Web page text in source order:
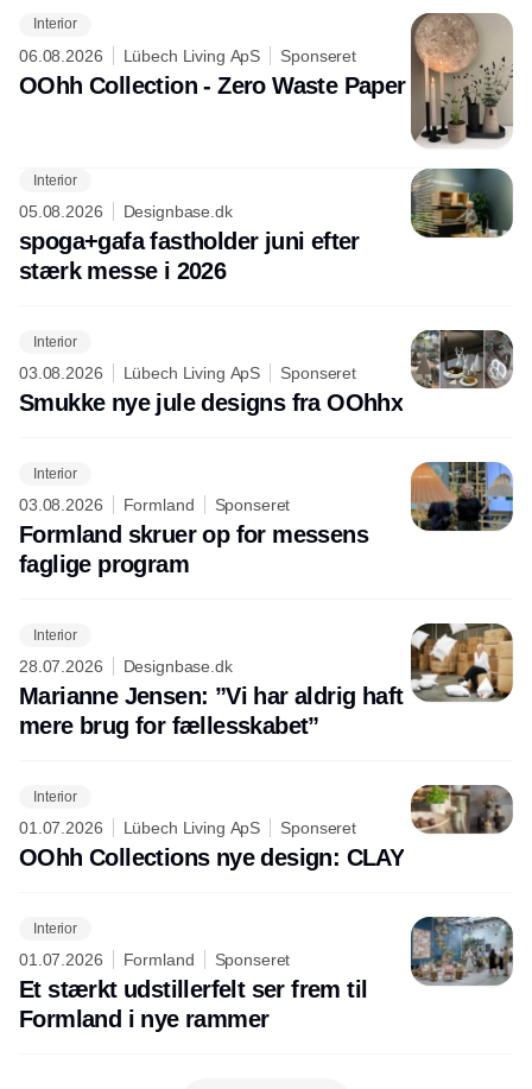
Interior
06.08.2026 Lübech Living ApS Sponseret
OOhh Collection - Zero Waste Paper
Interior
05.08.2026 Designbase.dk
spoga+gafa fastholder juni efter
stærk messe i 2026
Interior
03.08.2026 Lübech Living ApS Sponseret
Smukke nye jule designs fra OOhhx
Interior
03.08.2026 Formland Sponseret
Formland skruer op for messens
faglige program
Interior
28.07.2026 Designbase.dk
Marianne Jensen: ”Vi har aldrig haft
mere brug for fællesskabet”
Interior
01.07.2026 Lübech Living ApS Sponseret
OOhh Collections nye design: CLAY
Interior
01.07.2026 Formland Sponseret
Et stærkt udstillerfelt ser frem til
Formland i nye rammer